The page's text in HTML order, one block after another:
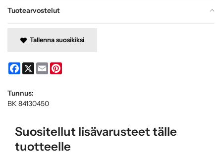
Tuotearvostelut
Tallenna suosikiksi
Facebook
X Email
Tunnus:
BK 84130450
Suositellut lisävarusteet tälle
tuotteelle